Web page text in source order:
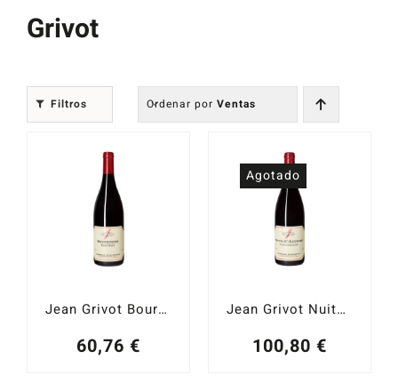
Destilados
Catas y Actividades
Grivot
Filtros Ordenar por Ventas
Jean Grivot Bourgogne 2021
60,76 €
Agotado
Jean Grivot Nuits Saint Georges 1er Cru Les Charmois 2020
100,80 €